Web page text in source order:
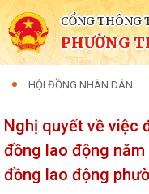
CỔNG THÔNG
PHƯỜNG
HỘI ĐỒNG NHÂN DÂN
Nghị quyết về việc
đồng lao động
đồng lao động